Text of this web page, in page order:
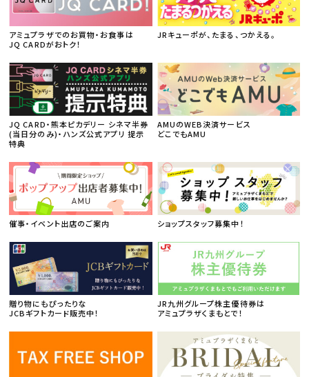
アミュプラザでのお買物・お食事は
JQ CARDがおトク！
JRキューポが、たまる、つかえる。
JQ CARD・熊本ピカデリー シネマ半券
(当日分のみ)・ハンズ公式アプリ 提示
特典
AMUのWEB決済サービス
どこでもAMU
催事・イベント出店のご案内 ショップスタッフ募集中！
贈り物にもぴったりな
JCBギフトカード販売中！
JR九州グループ株主優待券は
アミュプラザくまもとで！